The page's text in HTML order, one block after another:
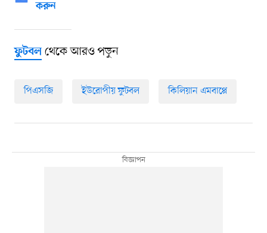
করুন
ফুটবলথেকে আরও পড়ুন
পিএসজি ইউরোপীয় ফুটবল কিলিয়ান এমবাপ্পে